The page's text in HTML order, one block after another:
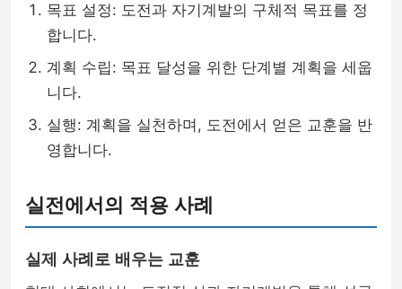
목표 설정: 도전과 자기계발의 구체적 목표를 정
합니다.
계획 수립: 목표 달성을 위한 단계별 계획을 세웁
니다.
실행: 계획을 실천하며, 도전에서 얻은 교훈을 반
영합니다.
실전에서의 적용 사례
실제 사례로 배우는 교훈